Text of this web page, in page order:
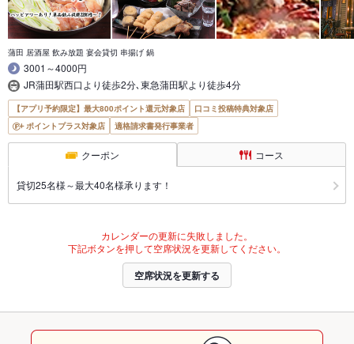
蒲田 居酒屋 飲み放題 宴会貸切 串揚げ 鍋
3001～4000円
JR蒲田駅西口より徒歩2分､東急蒲田駅より徒歩4分
【アプリ予約限定】最大800ポイント還元対象店
口コミ投稿特典対象店
ポイントプラス対象店
適格請求書発行事業者
クーポン コース
貸切25名様～最大40名様承ります！
カレンダーの更新に失敗しました。
下記ボタンを押して空席状況を更新してください。
空席状況を更新する